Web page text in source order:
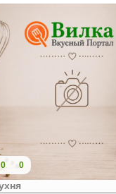
0 0